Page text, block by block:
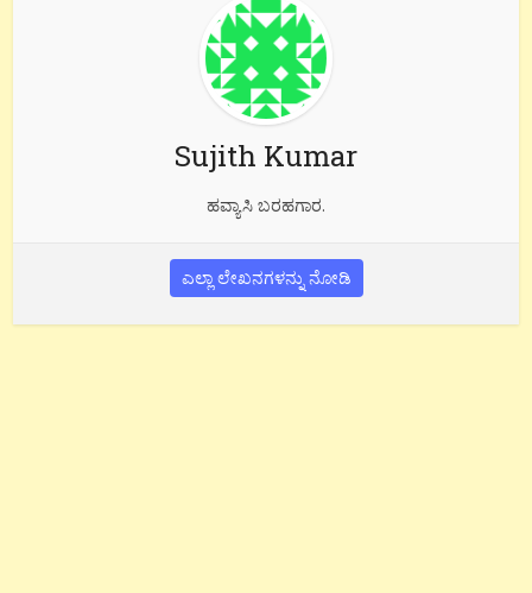
Sujith Kumar
ಹವ್ಯಾಸಿ ಬರಹಗಾರ.
ಎಲ್ಲಾ ಲೇಖನಗಳನ್ನು ನೋಡಿ